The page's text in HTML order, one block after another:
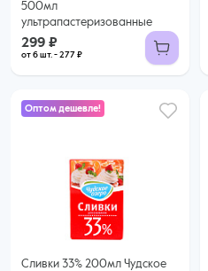
500мл
ультрапастеризованные
299 ₽
от 6 шт. - 277 ₽
Оптом дешевле!
Сливки 33% 200мл Чудское
135 ₽
119 ₽ за шт. при заказе от 6 шт.
Купить оптом